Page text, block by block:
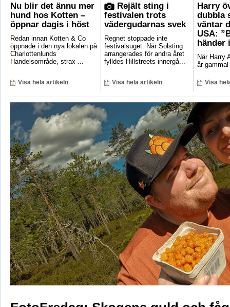
Nu blir det ännu mer
hund hos Kotten –
öppnar dagis i höst
Redan innan Kotten & Co
öppnade i den nya lokalen på
Charlottenlunds
Handelsområde, strax ...
Visa hela artikeln
Rejält sting i
festivalen trots
vädergudarnas svek
Regnet stoppade inte
festivalsuget. När Solsting
arrangerades för andra året
fylldes Hillstreets innergå...
Visa hela artikeln
Harry
dubbla
väntar
USA:
händer
När Harry
år
Visa